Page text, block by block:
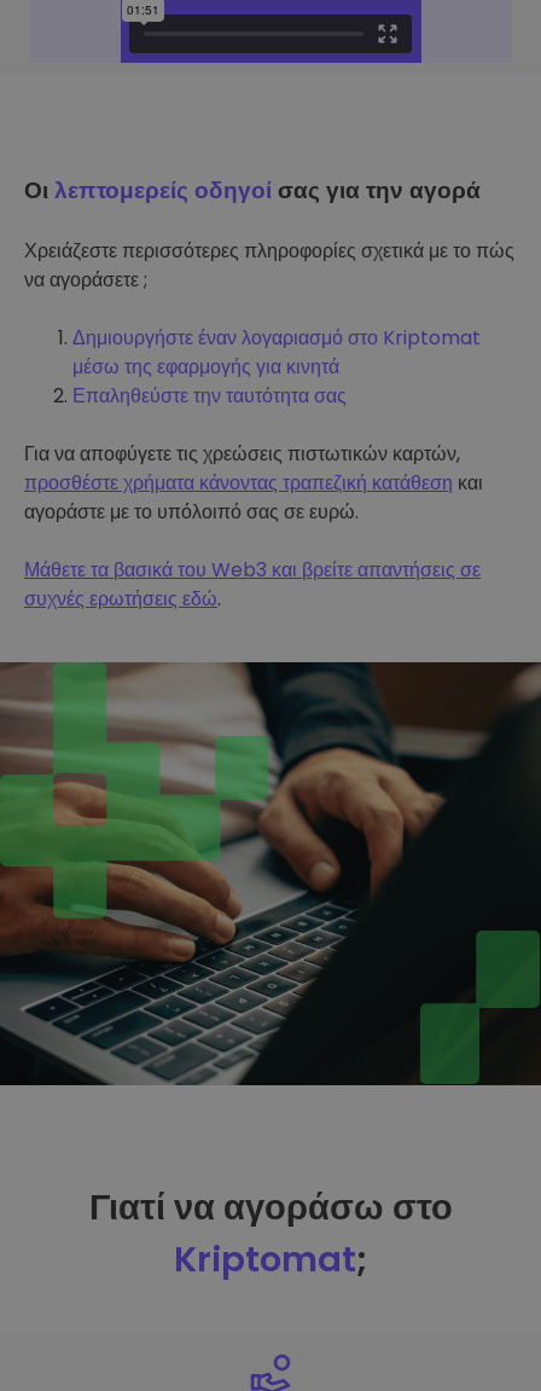
Οιλεπτομερείς οδηγοί σας για την αγορά
Χρειάζεστε περισσότερες πληροφορίες σχετικά με το πώς
να αγοράσετε ;
Δημιουργήστε έναν λογαριασμό στο Kriptomat
μέσω της εφαρμογής για κινητά
Επαληθεύστε την ταυτότητα σας
Για να αποφύγετε τις χρεώσεις πιστωτικών καρτών,
προσθέστε χρήματα κάνοντας τραπεζική κατάθεση και
αγοράστε με το υπόλοιπό σας σε ευρώ.
Μάθετε τα βασικά του Web3 και βρείτε απαντήσεις σε
συχνές ερωτήσεις εδώ.
Γιατί να αγοράσω στο
Kriptomat;